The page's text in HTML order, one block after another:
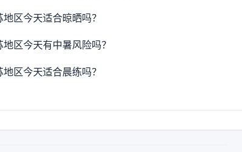
地区今天适合晾晒吗？
地区今天有中暑风险吗？
地区今天适合晨练吗？